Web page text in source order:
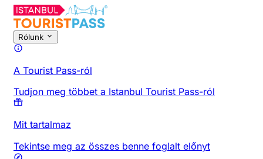
Rólunk
A Tourist Pass-ról
Tudjon meg többet a Istanbul Tourist Pass-ról
Mit tartalmaz
Tekintse meg az összes benne foglalt előnyt